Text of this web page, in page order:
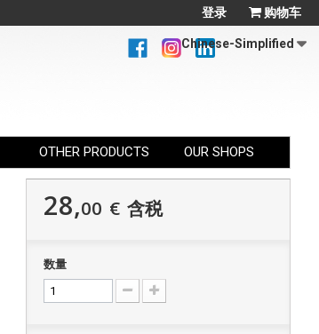
购物车
登录
Chinese-Simplified
OTHER PRODUCTS OUR SHOPS
28,00 € 含税
数量